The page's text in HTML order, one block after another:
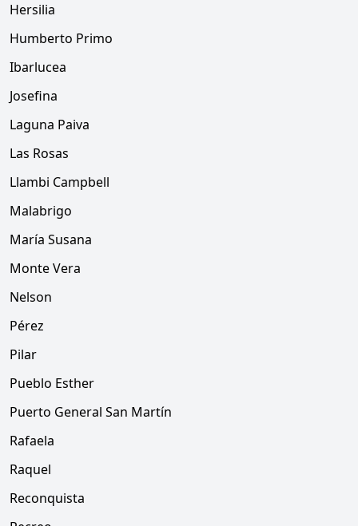
Hersilia
Humberto Primo
Ibarlucea
Josefina
Laguna Paiva
Las Rosas
Llambi Campbell
Malabrigo
María Susana
Monte Vera
Nelson
Pérez
Pilar
Pueblo Esther
Puerto General San Martín
Rafaela
Raquel
Reconquista